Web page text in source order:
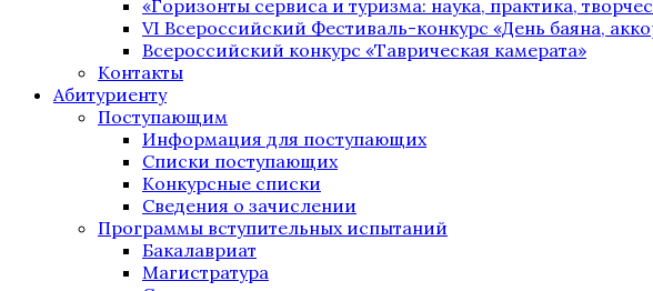
«Горизонты сервиса и туризма: наука, практика,
VI Всероссийский Фестиваль-конкурс «День баяна,
Всероссийский конкурс «Таврическая камерата»
Контакты
Абитуриенту
Поступающим
Информация для поступающих
Списки поступающих
Конкурсные списки
Сведения о зачислении
Программы вступительных испытаний
Бакалавриат
Магистратура